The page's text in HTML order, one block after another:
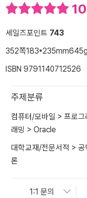
10
세일즈포인트 743
352쪽183*235mm645g
ISBN 9791140712526
주제분류
컴퓨터/모바일 > 프로그
래밍 > Oracle
대학교재/전문서적 > 공
론